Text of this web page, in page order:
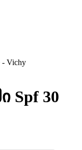
Vichy
Spf 30